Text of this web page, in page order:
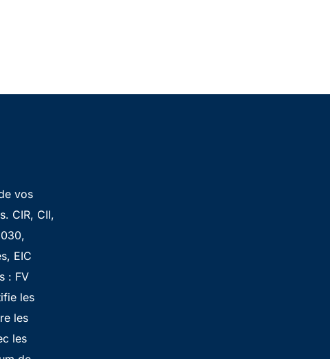
vos
CIR, CII,
EIC
: FV
les
les
les